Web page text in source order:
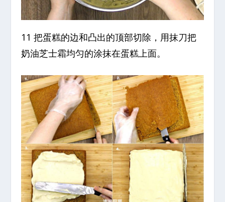
11 把蛋糕的边和凸出的顶部切除，用抹刀把
奶油芝士霜均匀的涂抹在蛋糕上面。